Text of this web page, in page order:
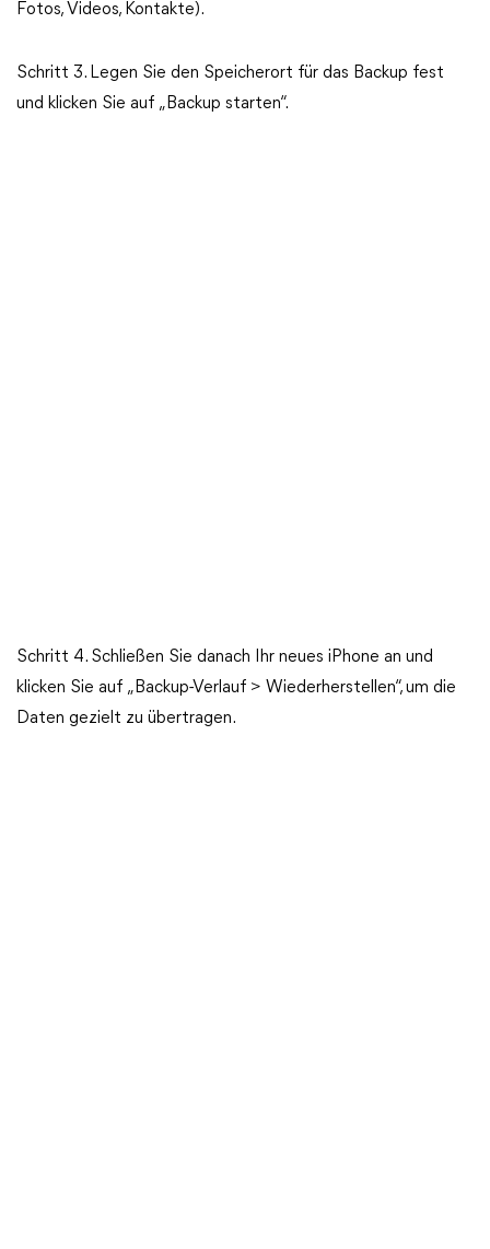
Fotos, Videos, Kontakte).
Schritt 3. Legen Sie den Speicherort für das Backup fest
und klicken Sie auf „Backup starten“.
Schritt 4. Schließen Sie danach Ihr neues iPhone an und
klicken Sie auf „Backup-Verlauf > Wiederherstellen“, um die
Daten gezielt zu übertragen.